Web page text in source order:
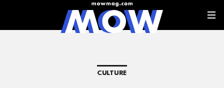
CULTURE